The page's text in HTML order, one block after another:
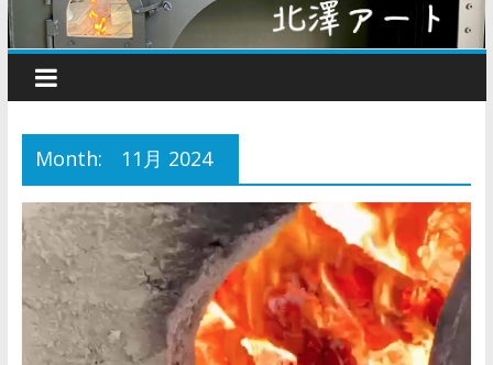
Month: 11月 2024